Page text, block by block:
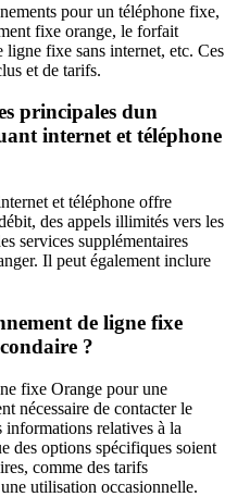
pour un téléphone fixe,
fixe orange, le forfait
fixe sans internet, etc. Ces
et de tarifs.
principales dun
internet et téléphone
et téléphone offre
des appels illimités vers les
services supplémentaires
Il peut également inclure
de ligne fixe
?
fixe Orange pour une
nécessaire de contacter le
relatives à la
des options spécifiques soient
comme des tarifs
utilisation occasionnelle.